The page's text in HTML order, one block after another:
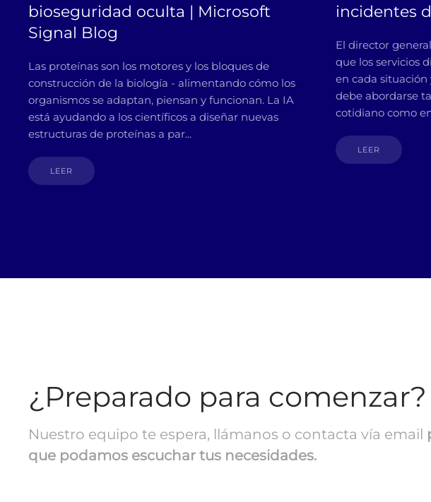
bioseguridad oculta | Microsoft
Signal Blog
Las proteínas son los motores y los bloques de
construcción de la biología - alimentando cómo los
organismos se adaptan, piensan y funcionan. La IA
está ayudando a los científicos a diseñar nuevas
estructuras de proteínas a par...
LEER
incidentes
El director
que los servicios
en cada
debe abordarse
cotidiano como
LEER
¿Preparado para comenzar?
Nuestro equipo te espera, llámanos o contacta vía email
que podamos escuchar tus necesidades.